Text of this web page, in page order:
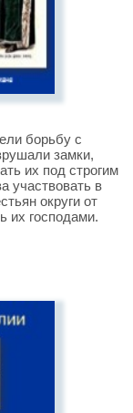
борьбу с
замки,
их под строгим
участвовать в
округи от
их господами.